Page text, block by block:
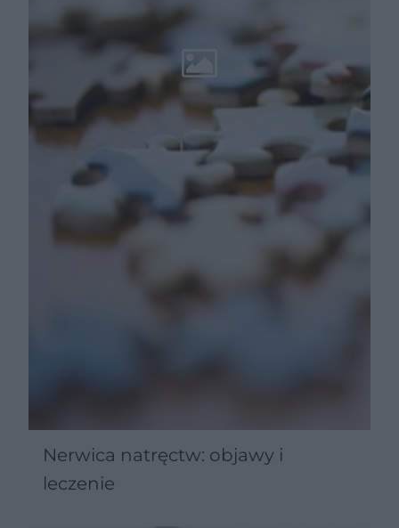
Nerwica natręctw: objawy i
leczenie